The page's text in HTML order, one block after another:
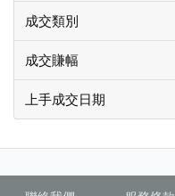
成交類別
成交賺幅
上手成交日期